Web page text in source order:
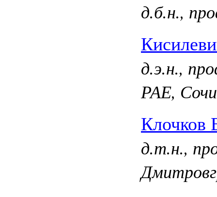
д.б.н.,
д.э.н.,
РАЕ, Сочи
Клочков
д.т.н.,